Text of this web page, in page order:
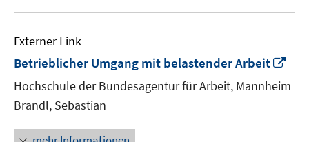
Externer Link
Betrieblicher Umgang mit belastender Arbeit
Hochschule der Bundesagentur für Arbeit, Mannheim
Brandl, Sebastian